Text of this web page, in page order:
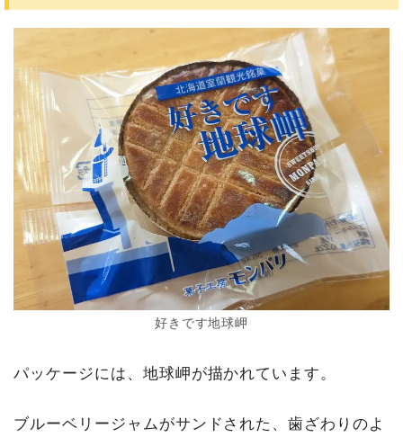
好きです地球岬
パッケージには、地球岬が描かれています。
ブルーベリージャムがサンドされた、歯ざわりのよ